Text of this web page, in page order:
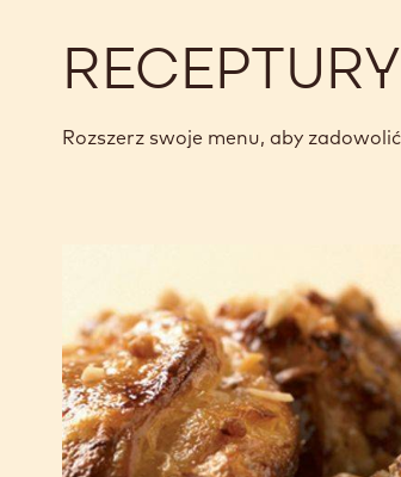
RECEPTURY
Rozszerz swoje menu, aby
z czekoladą
i orzechami
laskowymi